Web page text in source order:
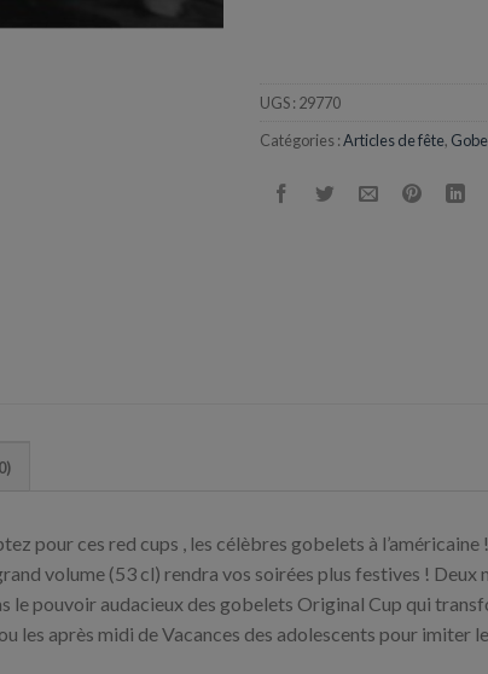
UGS : 29770
Catégories :Articles de fête,
pour ces red cups , les célèbres gobelets à
volume (53 cl) rendra vos soirées plus festives !
le pouvoir audacieux des gobelets Original Cup qui
les après midi de Vacances des adolescents pour imiter